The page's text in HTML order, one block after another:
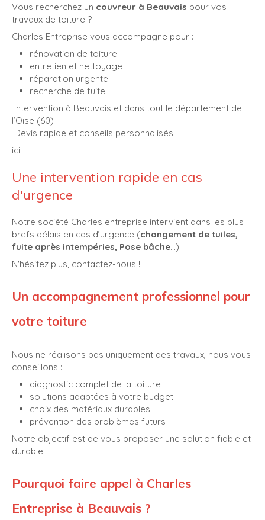
Vous recherchez un couvreur à Beauvais pour vos
travaux de toiture ?
Charles Entreprise vous accompagne pour :
rénovation de toiture
entretien et nettoyage
réparation urgente
recherche de fuite
Intervention à Beauvais et dans tout le département de
l’Oise (60)
Devis rapide et conseils personnalisés
ici
Une intervention rapide en cas
d'urgence
Notre société Charles entreprise intervient dans les plus
brefs délais en cas d’urgence (changement de tuiles,
fuite après intempéries, Pose bâche…)
N'hésitez plus, contactez-nous !
Un accompagnement professionnel pour
votre toiture
Nous ne réalisons pas uniquement des travaux, nous vous
conseillons :
diagnostic complet de la toiture
solutions adaptées à votre budget
choix des matériaux durables
prévention des problèmes futurs
Notre objectif est de vous proposer une solution fiable et
durable.
Pourquoi faire appel à Charles
Entreprise à Beauvais ?